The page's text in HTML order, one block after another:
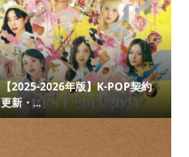
【2025-2026年版】K-POP契約
更新・...